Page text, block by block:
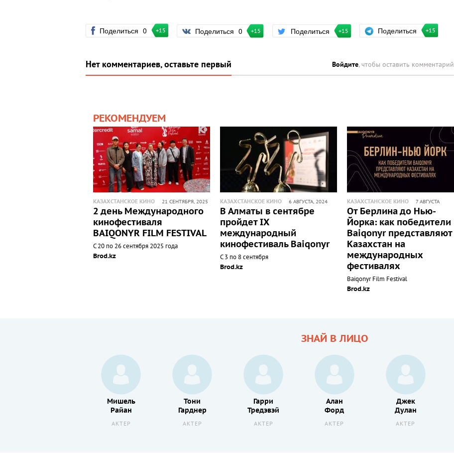
Поделиться 0 +15 Поделиться 0 +15 Поделиться +15 Поделиться +15
Нет комментариев, оставьте первый Войдите, чтобы оставить комментарий
РЕКОМЕНДУЕМ
КАЗАХСТАНСКОЕ КИНО 21 СЕНТЯБРЯ, 2025
2 день Международного
кинофестиваля
BAIQONYR FILM FESTIVAL
С 20 по 26 сентября 2025 года
Brod.kz
КАЗАХСТАНСКОЕ КИНО 6 АВГУСТА, 2024
В Алматы в сентябре
пройдет IX
международный
кинофестиваль Baiqonyr
С 3 по 8 сентября
Brod.kz
КАЗАХСТАНСКОЕ КИНО 7 АВГУСТА
От Берлина до Нью-
Йорка: как победители
Baiqonyr представляют
Казахстан на
международных
фестивалях
Baiqonyr Film Festival
Brod.kz
ЗНАЙ В ЛИЦО
Мишель
Райан
АКТЕР
Тони
Гарднер
АКТЕР
Гарри
Тредэвэй
АКТЕР
Алан
Форд
АКТЕР
Джек
Дулан
АКТЕР